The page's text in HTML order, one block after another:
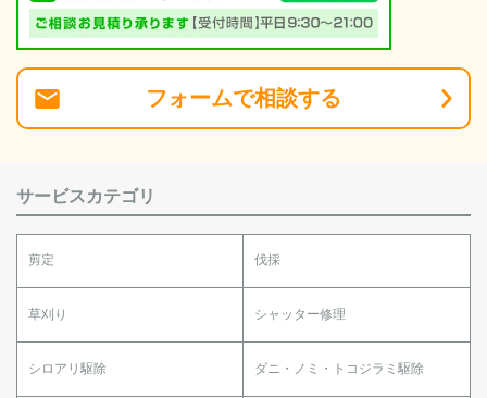
フォームで相談する
サービスカテゴリ
剪定 伐採
草刈り シャッター修理
シロアリ駆除 ダニ・ノミ・トコジラミ駆除